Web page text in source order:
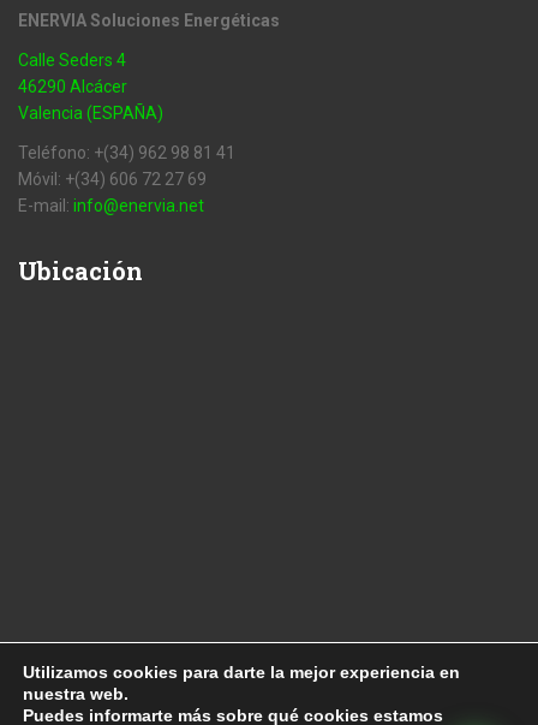
ENERVIA Soluciones Energéticas
Calle Seders 4
46290 Alcácer
Valencia (ESPAÑA)
Teléfono: +(34) 962 98 81 41
Móvil: +(34) 606 72 27 69
E-mail: info@enervia.net
Ubicación
Copyright 2010 Enervia
Utilizamos cookies para darte la mejor experiencia en
nuestra web.
Puedes informarte más sobre qué cookies estamos